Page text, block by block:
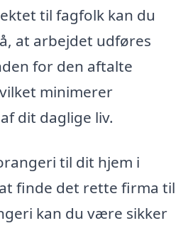
til fagfolk kan du
at arbejdet udføres
for den aftalte
minimerer
dit daglige liv.
til dit hjem i
at finde det rette firma til
kan du være sikker